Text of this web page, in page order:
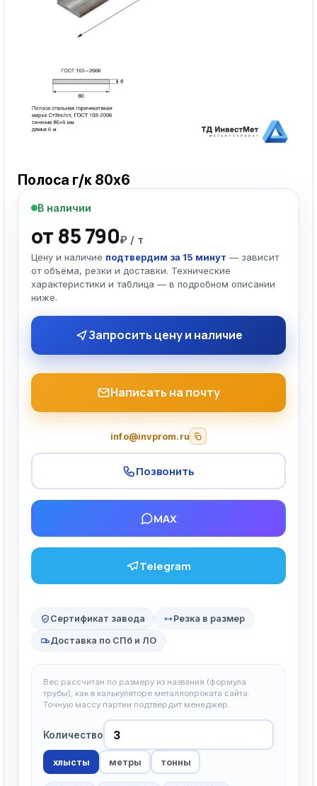
Полоса г/к 80х6
В наличии
от 85 790₽ / т
Цену и наличие подтвердим за 15 минут — зависит
от объёма, резки и доставки. Технические
характеристики и таблица — в подробном описании
ниже.
Запросить цену и наличие
Написать на почту
info@invprom.ru
Позвонить
MAX
Telegram
Сертификат завода Резка в размер
Доставка по СПб и ЛО
Вес рассчитан по размеру из названия (формула
трубы), как в калькуляторе металлопроката сайта.
Точную массу партии подтвердит менеджер.
Количество
хлысты метры тонны